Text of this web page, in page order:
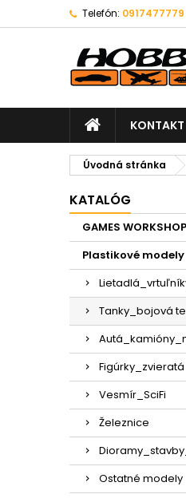
Telefón: 0917477779
KONTAKT
Úvodná stránka
KATALÓG
GAMES WORKSHOP
Plastikové modely
Tanky_bojová
Figúrky_zvieratá
Vesmír_SciFi
Železnice
Ostatné modely